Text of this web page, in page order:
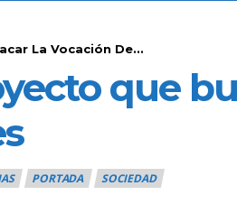
La Vocación De...
que
PORTADA SOCIEDAD